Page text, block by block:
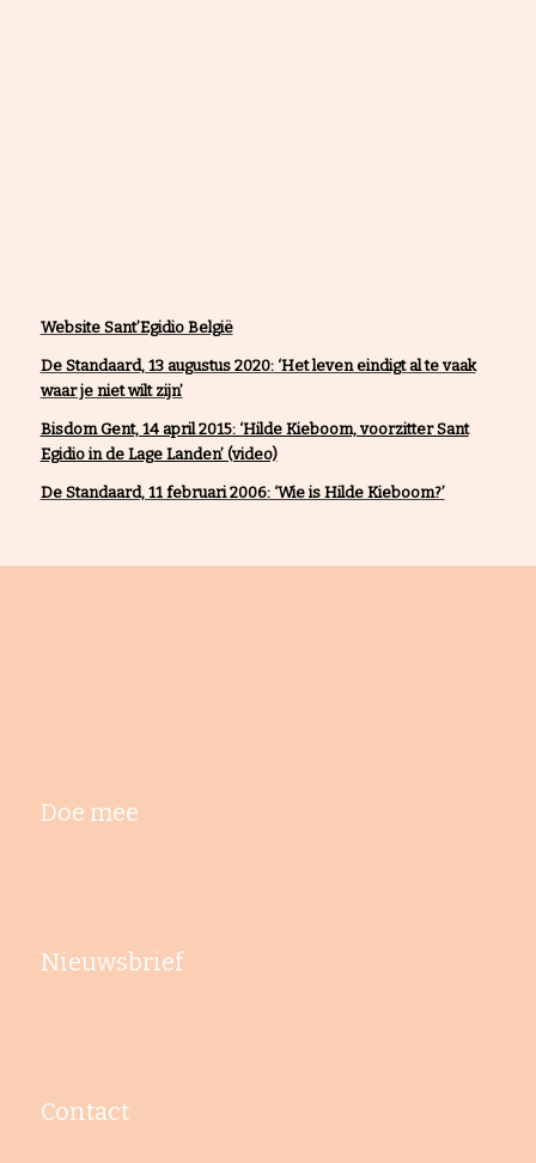
Website Sant’Egidio België
De Standaard, 13 augustus 2020: ‘Het leven eindigt al te vaak
waar je niet wilt zijn’
Bisdom Gent, 14 april 2015: ‘Hilde Kieboom, voorzitter Sant
Egidio in de Lage Landen’ (video)
De Standaard, 11 februari 2006: ‘Wie is Hilde Kieboom?’
Doe mee
Nieuwsbrief
Contact